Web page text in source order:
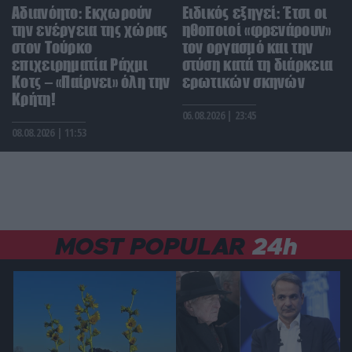
ΔΙΕΘΝΗΣ ΑΣΦΑΛΕΙΑ 21:42
Βουλγαρία: Ουκρανικό drone με εκρηκτικά
εξερράγη κοντά σε αγωγό φυσικού αερίου (upd)
ΕΛΛΗΝΙΚΗ ΠΟΛΙΤΙΚΗ 21:41
«Ελπίδα για τη Δημοκρατία»: Καταγγελίες για
«σπίλωση» από πρώην στέλεχος του κόμματος
τον σταθμό!
ΦΥΣΗ 21:26
Τα φυτά που μπορούν να «ξαναζωντανέψουν»
μετά από χρόνια χωρίς νερό
Αδιανόητο: Εκχωρούν
την ενέργεια της χώρας
στον Τούρκο
επιχειρηματία Ράχμι
Κοτς – «Παίρνει» όλη την
Κρήτη!
08.08.2026 | 11:53
Ειδικός εξηγεί: Έτσι οι
ηθοποιοί «φρενάρουν»
τον οργασμό και την
στύση κατά τη διάρκεια
ερωτικών σκηνών
06.08.2026 | 23:45
MOST POPULAR 24h